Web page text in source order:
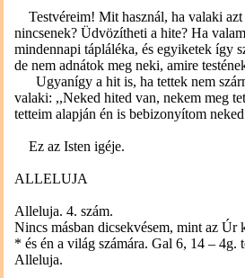
Testvéreim! Mit használ, ha valaki
nincsenek? Üdvözítheti a hite? Ha
mindennapi tápláléka, és egyiketek így
de nem adnátok meg neki, amire
Ugyanígy a hit is, ha tettek nem
valaki: ,,Neked hited van, nekem meg
tetteim alapján én is bebizonyítom
Ez az Isten igéje.
ALLELUJA
Alleluja. 4. szám.
Nincs másban dicsekvésem, mint az Úr
* és én a világ számára. Gal 6, 14 – 4g.
Alleluja.